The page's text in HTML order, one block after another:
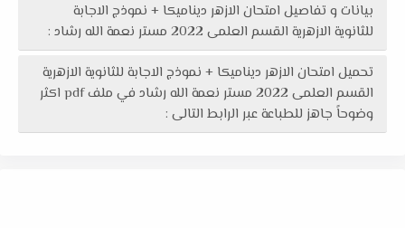
بيانات و تفاصيل امتحان الازهر ديناميكا + نموذج الاجابة
للثانوية الازهرية القسم العلمى 2022 مستر نعمة الله رشاد :
تحميل امتحان الازهر ديناميكا + نموذج الاجابة للثانوية الازهرية
القسم العلمى 2022 مستر نعمة الله رشاد في ملف pdf اكثر
وضوحاً جاهز للطباعة عبر الرابط التالى :